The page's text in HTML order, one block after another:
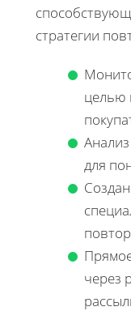
стратегии
целью
для
через